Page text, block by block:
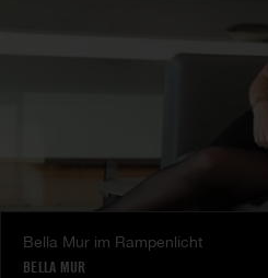
Bella Mur im Rampenlicht
BELLA MUR